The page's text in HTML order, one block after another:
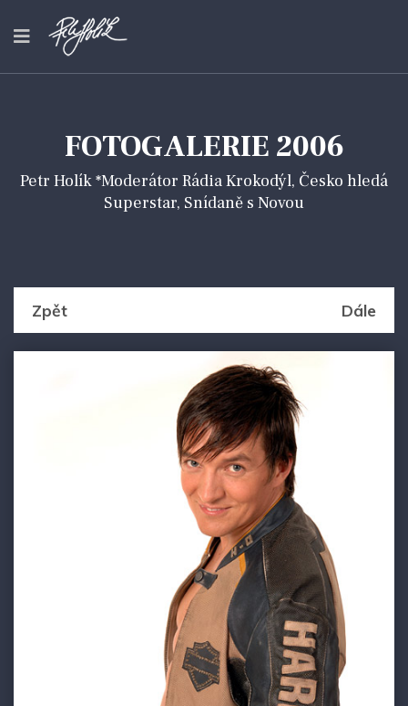
FOTOGALERIE 2006
Petr Holík *Moderátor Rádia Krokodýl, Česko hledá
Superstar, Snídaně s Novou
Zpět Dále